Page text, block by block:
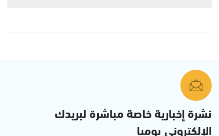
نشرة إخبارية خاصة مباشرة لبريدك
الإلكتروني يوميا